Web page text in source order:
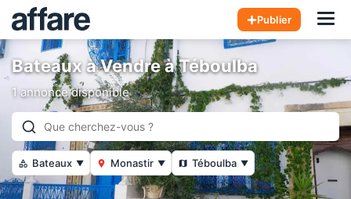
Publier
Bateaux à Vendre à Téboulba
1 annonce disponible
Bateaux ▼ Monastir ▼ Téboulba ▼